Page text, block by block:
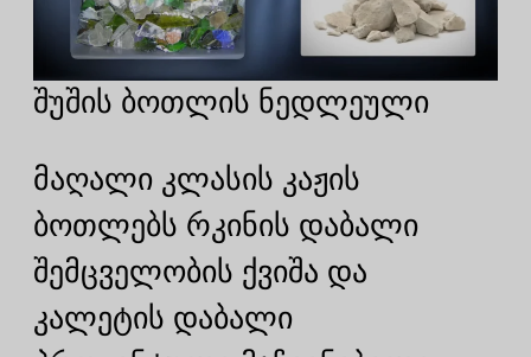
შუშის ბოთლის ნედლეული
მაღალი კლასის კაჟის
ბოთლებს რკინის დაბალი
შემცველობის ქვიშა და
კალეტის დაბალი